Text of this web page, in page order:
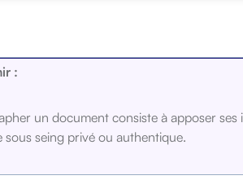
:
un document consiste à apposer
sous seing privé ou authentique.